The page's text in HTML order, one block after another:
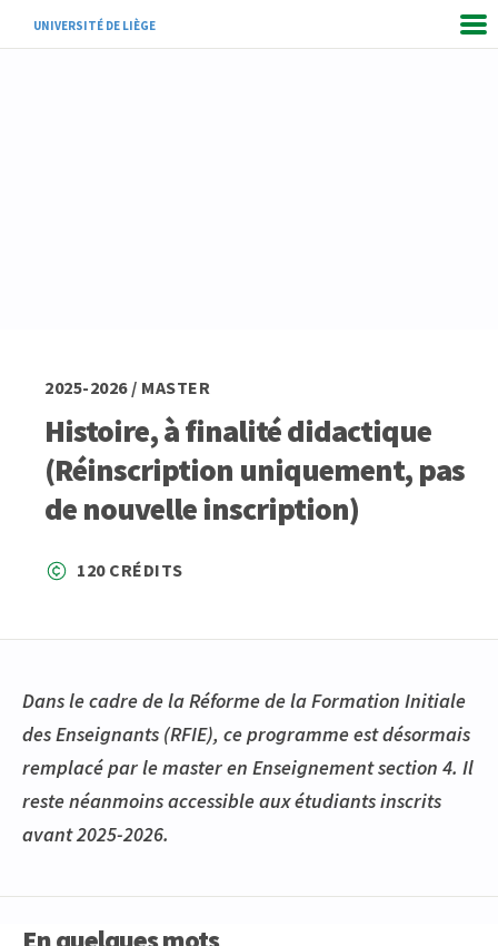
UNIVERSITÉ DE LIÈGE
2025-2026 / MASTER
Histoire, à finalité didactique
(Réinscription uniquement, pas
de nouvelle inscription)
120 CRÉDITS
Dans le cadre de la Réforme de la Formation Initiale
des Enseignants (RFIE), ce programme est désormais
remplacé par le master en Enseignement section 4. Il
reste néanmoins accessible aux étudiants inscrits
avant 2025-2026.